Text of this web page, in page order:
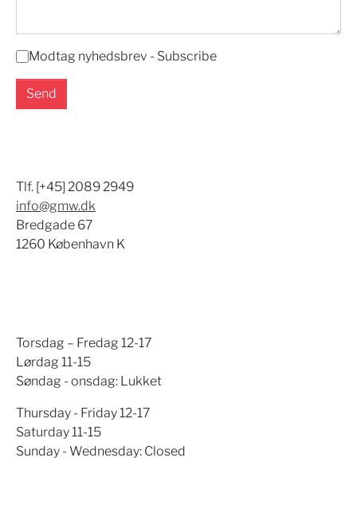
Modtag nyhedsbrev - Subscribe
Send
Tlf. [+45] 2089 2949
info@gmw.dk
Bredgade 67
1260 København K
Torsdag – Fredag 12-17
Lørdag 11-15
Søndag - onsdag: Lukket
Thursday - Friday 12-17
Saturday 11-15
Sunday - Wednesday: Closed